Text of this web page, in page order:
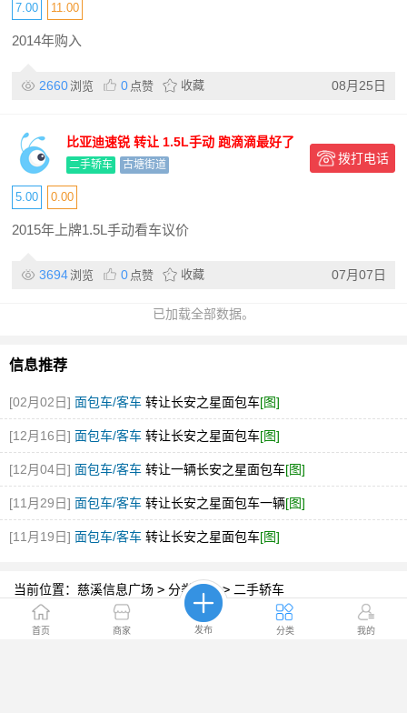
首页 商家 发布 分类 我的
7.00 11.00
2014年购入
2660浏览 0 点赞 收藏 08月25日
比亚迪速锐 转让 1.5L手动 跑滴滴最好了
二手轿车 古塘街道 拨打电话
5.00 0.00
2015年上牌1.5L手动看车议价
3694浏览 0 点赞 收藏 07月07日
已加载全部数据。
信息推荐
[02月02日] 面包车/客车 转让长安之星面包车[图]
[12月16日] 面包车/客车 转让长安之星面包车[图]
[12月04日] 面包车/客车 转让一辆长安之星面包车[图]
[11月29日] 面包车/客车 转让长安之星面包车一辆[图]
[11月19日] 面包车/客车 转让长安之星面包车[图]
当前位置： 慈溪信息广场 > 分类信息 > 二手轿车
| 网站简介 广告服务 联系我们